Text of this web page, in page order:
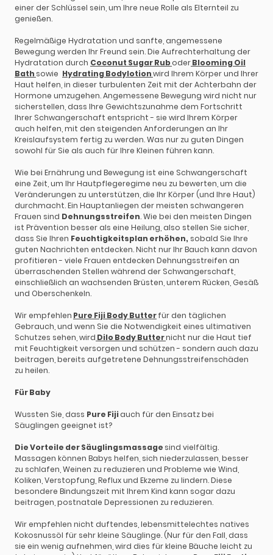
einer der Schlüssel sein, um Ihre neue Rolle als Elternteil zu
genießen.
Regelmäßige Hydratation und sanfte, angemessene
Bewegung werden Ihr Freund sein. Die Aufrechterhaltung der
Hydratation durch Coconut Sugar RuboderBlooming Oil
Bath sowie Hydrating Bodylotionwird Ihrem Körper und Ihrer
Haut helfen, in dieser turbulenten Zeit mit der Achterbahn der
Hormone umzugehen. Angemessene Bewegung wird nicht nur
sicherstellen, dass Ihre Gewichtszunahme dem Fortschritt
Ihrer Schwangerschaft entspricht - sie wird Ihrem Körper
auch helfen, mit den steigenden Anforderungen an Ihr
Kreislaufsystem fertig zu werden. Was nur zu guten Dingen
sowohl für Sie als auch für Ihre Kleinen führen kann.
Wie bei Ernährung und Bewegung ist eine Schwangerschaft
eine Zeit, um Ihr Hautpflegeregime neu zu bewerten, um die
Veränderungen zu unterstützen, die Ihr Körper (und Ihre Haut)
durchmacht. Ein Hauptanliegen der meisten schwangeren
Frauen sind Dehnungsstreifen. Wie bei den meisten Dingen
ist Prävention besser als eine Heilung, also stellen Sie sicher,
dass Sie Ihren Feuchtigkeitsplan erhöhen, sobald Sie Ihre
guten Nachrichten entdecken. Nicht nur Ihr Bauch kann davon
profitieren - viele Frauen entdecken Dehnungsstreifen an
überraschenden Stellen während der Schwangerschaft,
einschließlich an wachsenden Brüsten, unterem Rücken, Gesäß
und Oberschenkeln.
Wir empfehlen Pure Fiji Body Butterfür den täglichen
Gebrauch, und wenn Sie die Notwendigkeit eines ultimativen
Schutzes sehen, wird Dilo Body Butternicht nur die Haut tief
mit Feuchtigkeit versorgen und schützen - sondern auch dazu
beitragen, bereits aufgetretene Dehnungsstreifenschäden
zu heilen.
Für Baby
Wussten Sie, dass Pure Fijiauch für den Einsatz bei
Säuglingen geeignet ist?
Die Vorteile der Säuglingsmassage sind vielfältig.
Massagen können Babys helfen, sich niederzulassen, besser
zu schlafen, Weinen zu reduzieren und Probleme wie Wind,
Koliken, Verstopfung, Reflux und Ekzeme zu lindern. Diese
besondere Bindungszeit mit Ihrem Kind kann sogar dazu
beitragen, postnatale Depressionen zu reduzieren.
Wir empfehlen nicht duftendes, lebensmittelechtes natives
Kokosnussöl für sehr kleine Säuglinge. (Nur für den Fall, dass
sie ein wenig aufnehmen, wird dies für kleine Bäuche leicht zu